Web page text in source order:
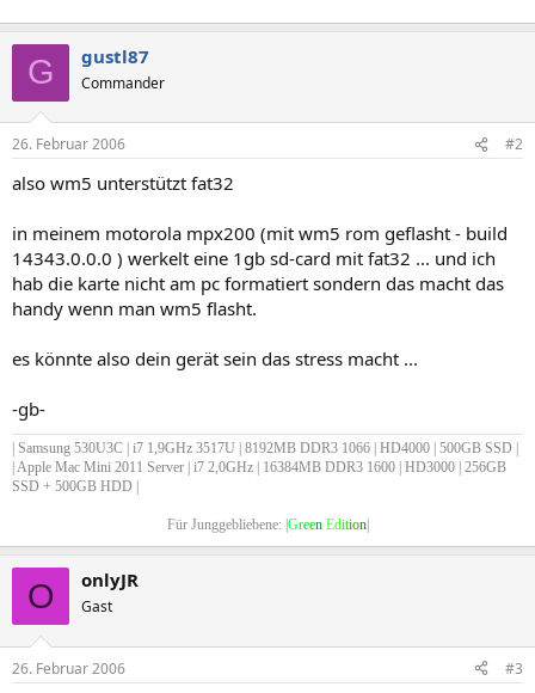
G gustl87
Commander
26. Februar 2006 #2
also wm5 unterstützt fat32
in meinem motorola mpx200 (mit wm5 rom geflasht - build
14343.0.0.0 ) werkelt eine 1gb sd-card mit fat32 ... und ich
hab die karte nicht am pc formatiert sondern das macht das
handy wenn man wm5 flasht.
es könnte also dein gerät sein das stress macht ...
-gb-
| Samsung 530U3C | i7 1,9GHz 3517U | 8192MB DDR3 1066 | HD4000 | 500GB SSD |
| Apple Mac Mini 2011 Server | i7 2,0GHz | 16384MB DDR3 1600 | HD3000 | 256GB
SSD + 500GB HDD |
Für Junggebliebene: | Green Edition|
O onlyJR
Gast
26. Februar 2006 #3